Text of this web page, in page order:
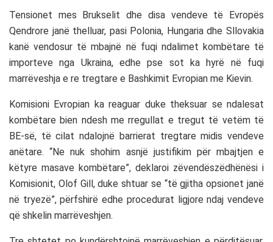
Tensionet mes Brukselit dhe disa vendeve të Evropës
Qendrore janë thelluar, pasi Polonia, Hungaria dhe Sllovakia
kanë vendosur të mbajnë në fuqi ndalimet kombëtare të
importeve nga Ukraina, edhe pse sot ka hyrë në fuqi
marrëveshja e re tregtare e Bashkimit Evropian me Kievin.
Komisioni Evropian ka reaguar duke theksuar se ndalesat
kombëtare bien ndesh me rregullat e tregut të vetëm të
BE-së, të cilat ndalojnë barrierat tregtare midis vendeve
anëtare. “Ne nuk shohim asnjë justifikim për mbajtjen e
këtyre masave kombëtare”, deklaroi zëvendëszëdhënësi i
Komisionit, Olof Gill, duke shtuar se “të gjitha opsionet janë
në tryezë”, përfshirë edhe procedurat ligjore ndaj vendeve
që shkelin marrëveshjen.